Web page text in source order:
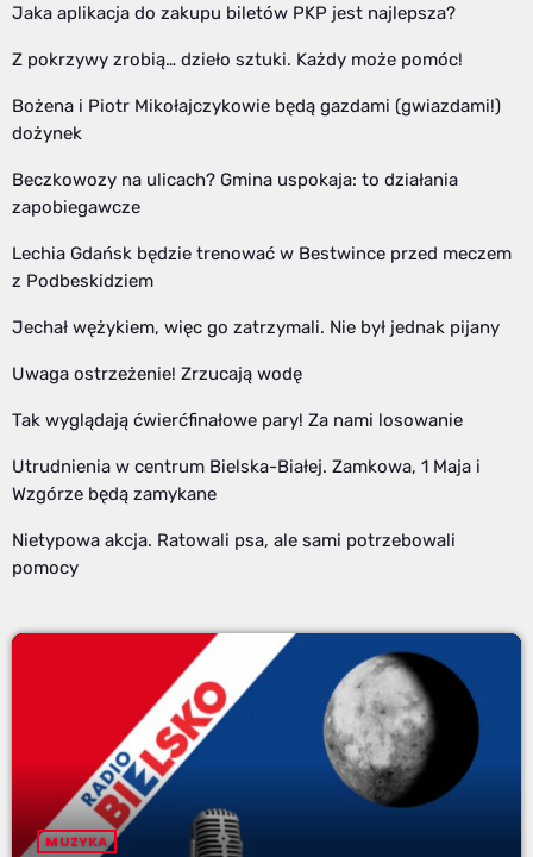
Jaka aplikacja do zakupu biletów PKP jest najlepsza?
Z pokrzywy zrobią… dzieło sztuki. Każdy może pomóc!
Bożena i Piotr Mikołajczykowie będą gazdami (gwiazdami!)
dożynek
Beczkowozy na ulicach? Gmina uspokaja: to działania
zapobiegawcze
Lechia Gdańsk będzie trenować w Bestwince przed meczem
z Podbeskidziem
Jechał wężykiem, więc go zatrzymali. Nie był jednak pijany
Uwaga ostrzeżenie! Zrzucają wodę
Tak wyglądają ćwierćfinałowe pary! Za nami losowanie
Utrudnienia w centrum Bielska-Białej. Zamkowa, 1 Maja i
Wzgórze będą zamykane
Nietypowa akcja. Ratowali psa, ale sami potrzebowali
pomocy
MUZYKA